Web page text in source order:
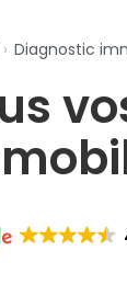
› Diagnostic